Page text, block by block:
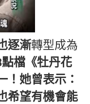
逐漸轉型成為
點檔《牡丹花
！她曾表示：
希望有機會能